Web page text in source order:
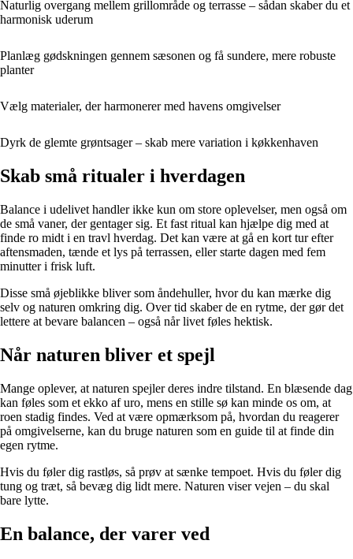
Naturlig overgang mellem grillområde og terrasse – sådan skaber du et
harmonisk uderum
Planlæg gødskningen gennem sæsonen og få sundere, mere robuste
planter
Vælg materialer, der harmonerer med havens omgivelser
Dyrk de glemte grøntsager – skab mere variation i køkkenhaven
Skab små ritualer i hverdagen
Balance i udelivet handler ikke kun om store oplevelser, men også om
de små vaner, der gentager sig. Et fast ritual kan hjælpe dig med at
finde ro midt i en travl hverdag. Det kan være at gå en kort tur efter
aftensmaden, tænde et lys på terrassen, eller starte dagen med fem
minutter i frisk luft.
Disse små øjeblikke bliver som åndehuller, hvor du kan mærke dig
selv og naturen omkring dig. Over tid skaber de en rytme, der gør det
lettere at bevare balancen – også når livet føles hektisk.
Når naturen bliver et spejl
Mange oplever, at naturen spejler deres indre tilstand. En blæsende dag
kan føles som et ekko af uro, mens en stille sø kan minde os om, at
roen stadig findes. Ved at være opmærksom på, hvordan du reagerer
på omgivelserne, kan du bruge naturen som en guide til at finde din
egen rytme.
Hvis du føler dig rastløs, så prøv at sænke tempoet. Hvis du føler dig
tung og træt, så bevæg dig lidt mere. Naturen viser vejen – du skal
bare lytte.
En balance, der varer ved